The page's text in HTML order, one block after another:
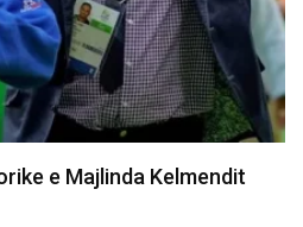
një hap larg play-offit të…